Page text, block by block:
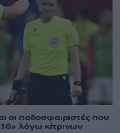
οι ποδοσφαιριστές που
λόγω κίτρινων